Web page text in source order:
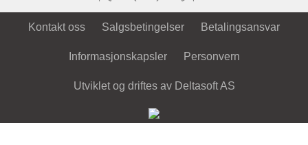
Kontakt oss Salgsbetingelser Betalingsansvar
Informasjonskapsler Personvern
Utviklet og driftes av Deltasoft AS